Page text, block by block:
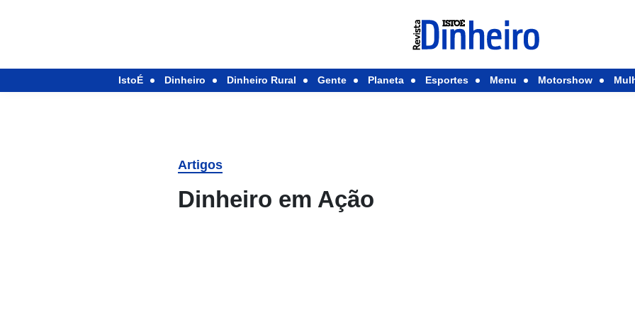
IstoÉ Dinheiro Dinheiro Rural Gente Planeta Esportes Menu Motorshow
Artigos
Dinheiro em Ação